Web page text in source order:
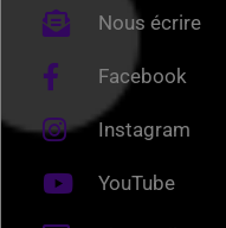
Nous écrire
Facebook
Instagram
YouTube